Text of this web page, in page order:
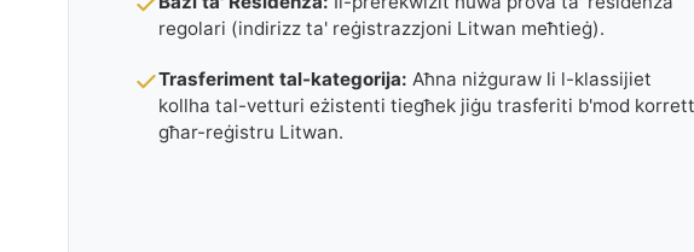
regolari (indirizz ta' reġistrazzjoni Litwan meħtieġ).
Trasferiment tal-kategorija: Aħna niżguraw li l-klassijiet
kollha tal-vetturi eżistenti tiegħek jiġu trasferiti b'mod korrett
għar-reġistru Litwan.